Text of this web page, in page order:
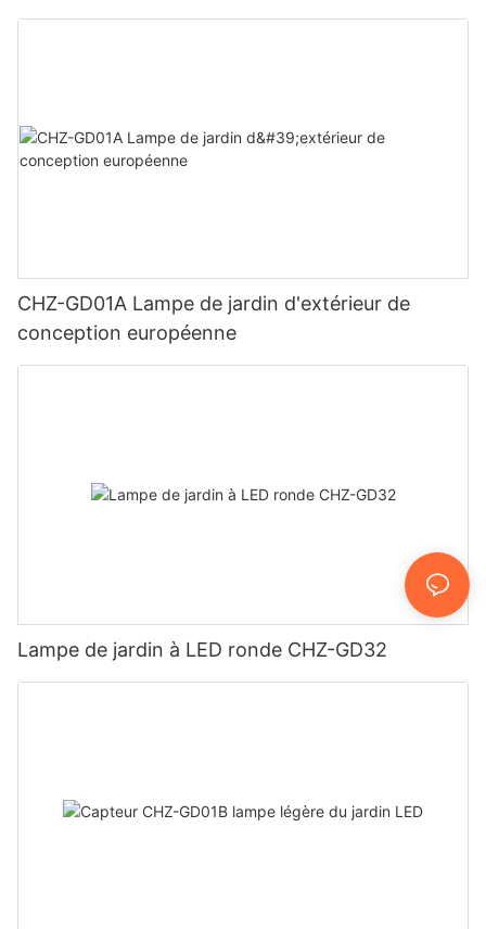
CHZ-GD01A Lampe de jardin d'extérieur de
conception européenne
Lampe de jardin à LED ronde CHZ-GD32